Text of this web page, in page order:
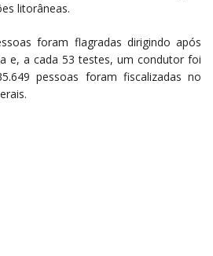
litorâneas.
foram flagradas dirigindo após
e, a cada 53 testes, um condutor foi
pessoas foram fiscalizadas no